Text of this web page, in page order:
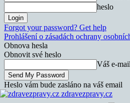
heslo
Forgot your password? Get help
Prohlášení o zásadách ochrany
Obnova hesla
Obnovit své heslo
Váš e-mail
Heslo vám bude zasláno na váš email
zdravezpravy.cz